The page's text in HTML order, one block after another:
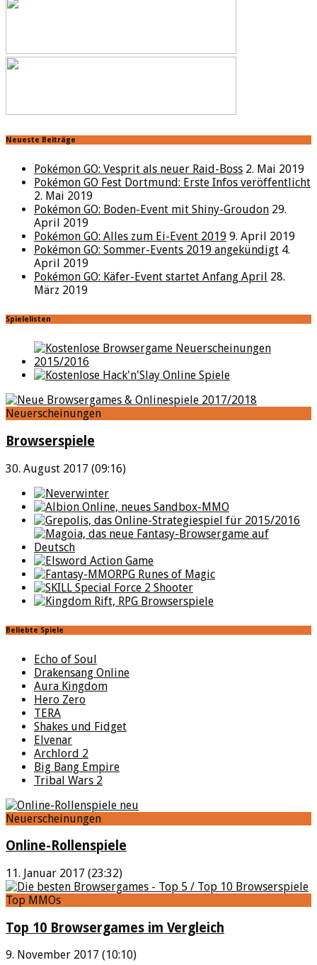
Neueste Beiträge
Pokémon GO: Vesprit als neuer Raid-Boss 2. Mai 2019
Pokémon GO Fest Dortmund: Erste Infos veröffentlicht
2. Mai 2019
Pokémon GO: Boden-Event mit Shiny-Groudon 29.
April 2019
Pokémon GO: Alles zum Ei-Event 2019 9. April 2019
Pokémon GO: Sommer-Events 2019 angekündigt 4.
April 2019
Pokémon GO: Käfer-Event startet Anfang April 28.
März 2019
Spielelisten
Neuerscheinungen
Browserspiele
30. August 2017 (09:16)
Beliebte Spiele
Echo of Soul
Drakensang Online
Aura Kingdom
Hero Zero
TERA
Shakes und Fidget
Elvenar
Archlord 2
Big Bang Empire
Tribal Wars 2
Neuerscheinungen
Online-Rollenspiele
11. Januar 2017 (23:32)
Top MMOs
Top 10 Browsergames im Vergleich
9. November 2017 (10:10)